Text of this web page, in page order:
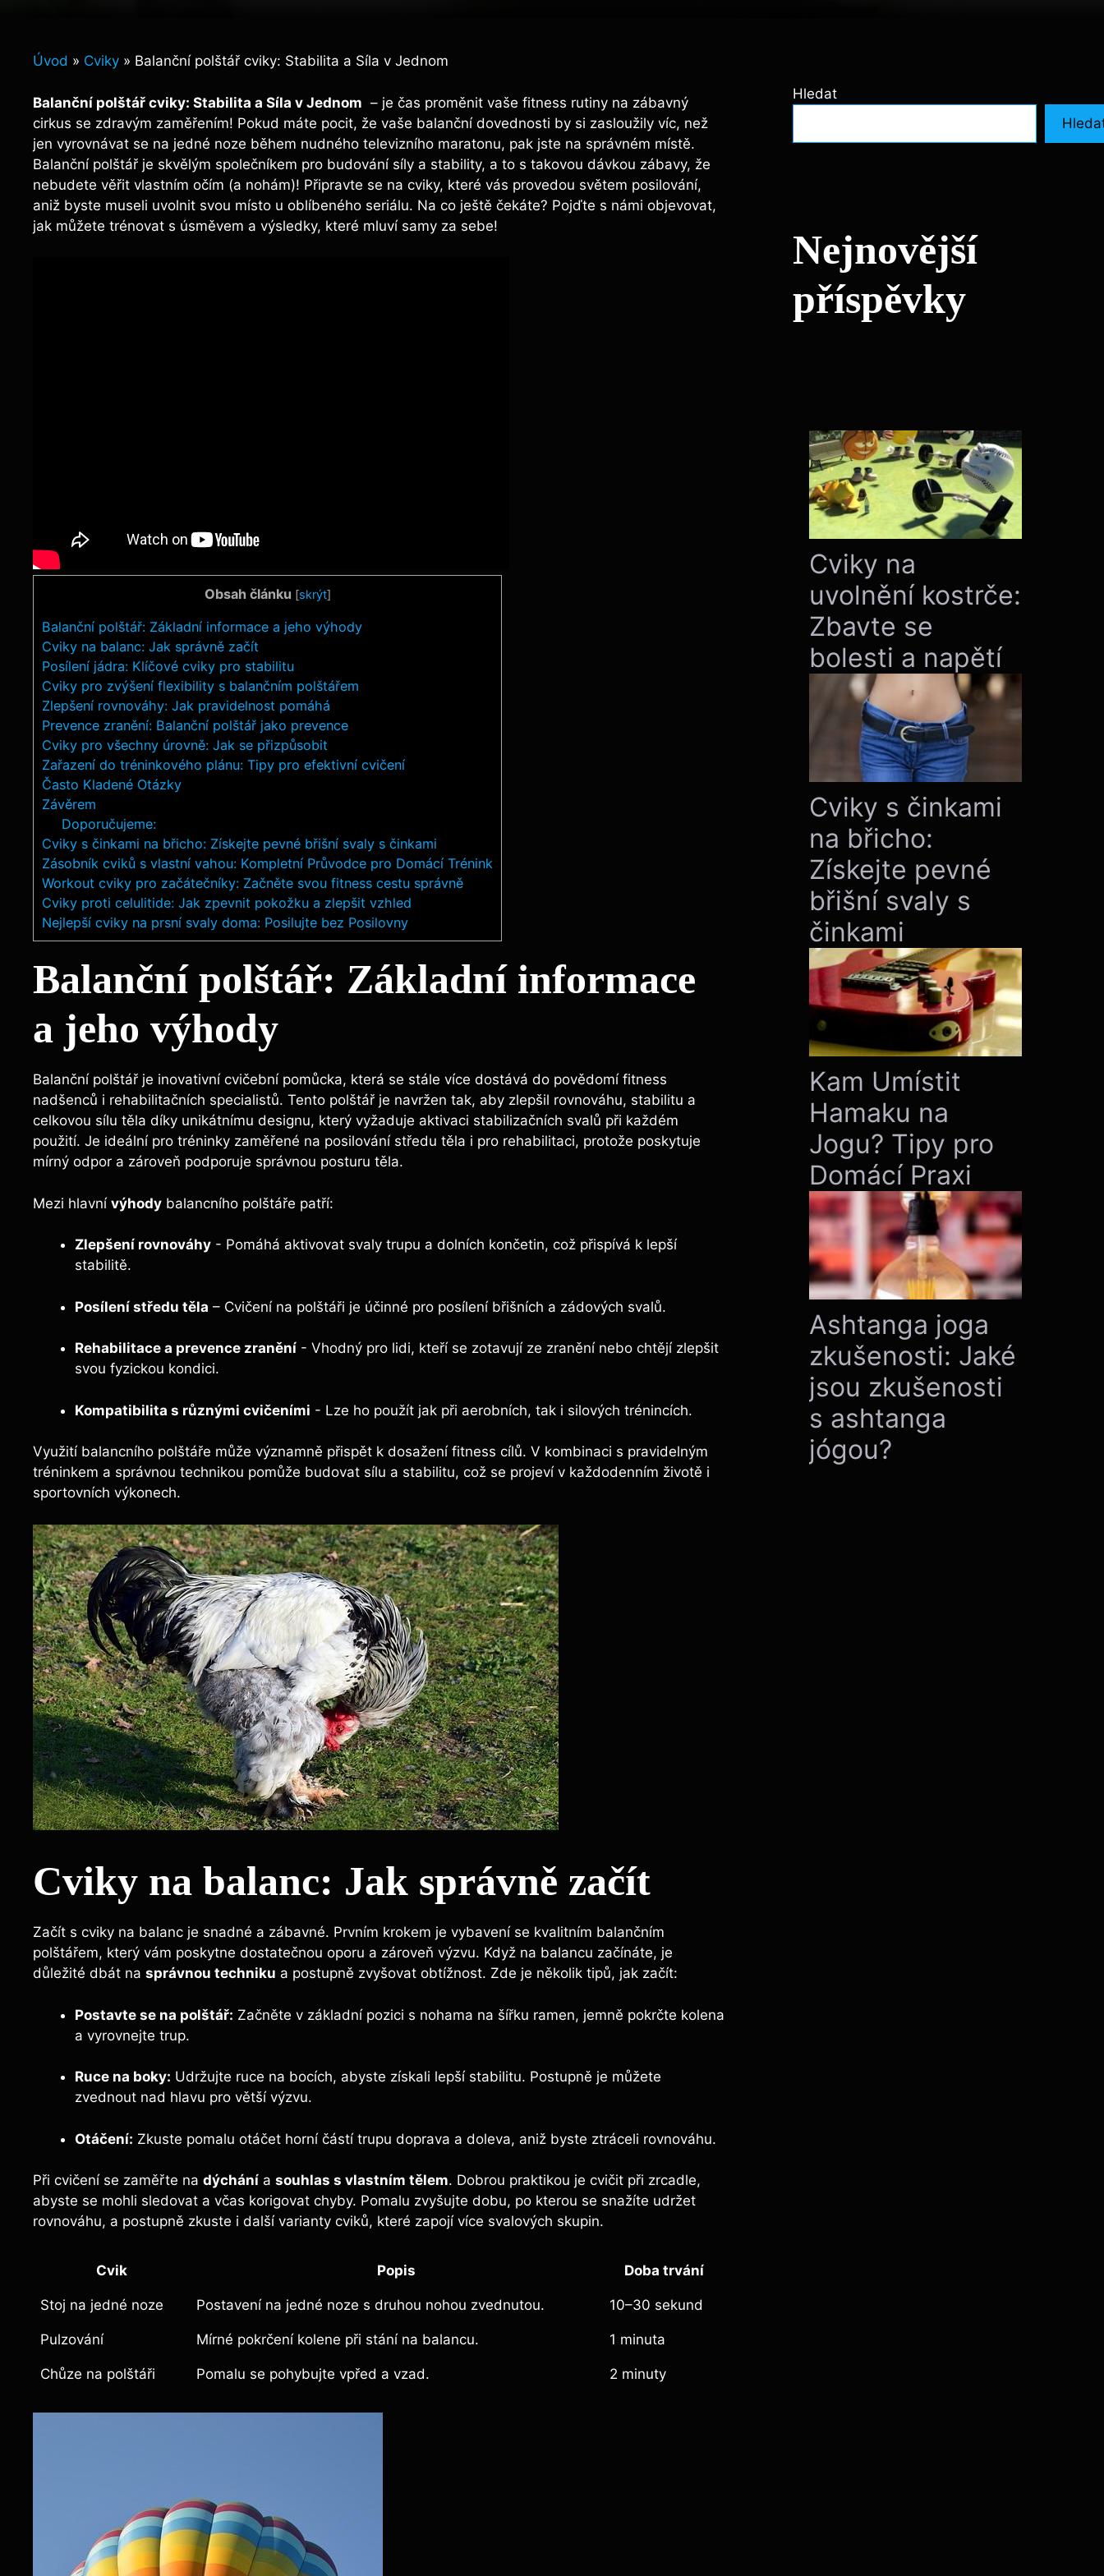
Úvod » Cviky » Balanční polštář cviky: Stabilita a Síla v Jednom
Balanční polštář cviky: Stabilita⁤ a Síla v Jednom ‌ – je čas ⁣proměnit vaše fitness ​rutiny ​na zábavný​
cirkus se zdravým zaměřením! Pokud máte pocit, že vaše balanční dovednosti by si zasloužily ⁤víc, než
jen vyrovnávat se na jedné noze‍ během ‌nudného televizního maratonu,​ pak jste na správném místě.
Balanční polštář je skvělým společníkem pro budování ‍síly a stability, ‍a to s takovou ‍dávkou⁤ zábavy, že
‌nebudete věřit vlastním očím (a nohám)! Připravte se⁣ na⁢ cviky, které ⁢vás provedou světem posilování,⁣
aniž byste museli uvolnit ​svou místo⁤ u oblíbeného ​seriálu.‍ Na co ještě​ čekáte? Pojďte s námi objevovat,
⁢jak můžete trénovat⁤ s úsměvem⁢ a výsledky, které mluví samy za sebe!
Obsah článku [skrýt]
Balanční polštář: Základní informace a jeho výhody
Cviky na balanc:⁣ Jak správně začít
Posílení jádra: Klíčové cviky pro ‌stabilitu
Cviky pro zvýšení​ flexibility s balančním polštářem
Zlepšení rovnováhy: Jak pravidelnost⁢ pomáhá
Prevence zranění: Balanční polštář jako prevence
Cviky⁣ pro všechny úrovně: Jak ⁣se přizpůsobit
Zařazení⁣ do tréninkového ‌plánu: Tipy pro ⁣efektivní cvičení
Často Kladené Otázky
Závěrem
Doporučujeme:
Cviky s činkami na břicho: Získejte pevné břišní svaly s činkami
Zásobník cviků s vlastní vahou: Kompletní Průvodce pro Domácí Trénink
Workout cviky pro začátečníky: Začněte svou fitness cestu správně
Cviky proti celulitide: Jak zpevnit pokožku a zlepšit vzhled
Nejlepší cviky na prsní svaly doma: Posilujte bez Posilovny
Balanční polštář: Základní informace
a jeho výhody
Balanční polštář je ⁣inovativní cvičební pomůcka, která ​se stále⁤ více‍ dostává do povědomí fitness
nadšenců‍ i⁣ rehabilitačních​ specialistů. Tento polštář ‍je‌ navržen tak, aby zlepšil rovnováhu, stabilitu a⁢
celkovou ‌sílu těla díky ⁢unikátnímu​ designu, který ⁤vyžaduje ⁢aktivaci⁣ stabilizačních‌ svalů při každém
použití. Je ideální pro tréninky⁤ zaměřené ‌na posilování ⁣středu těla ⁣i pro rehabilitaci, protože poskytuje
⁤mírný odpor a zároveň podporuje ⁢správnou posturu těla.
Mezi hlavní výhody balancního ⁢polštáře patří:
Zlepšení⁣ rovnováhy -⁣ Pomáhá aktivovat svaly trupu a dolních končetin, což přispívá k lepší
‍stabilitě.
Posílení středu těla – Cvičení na polštáři je účinné pro posílení břišních a zádových svalů.
Rehabilitace a prevence zranění -‍ Vhodný pro lidi, kteří se zotavují ze zranění nebo chtějí zlepšit
svou fyzickou kondici.
Kompatibilita s různými cvičeními ‍- Lze ⁢ho použít jak při⁢ aerobních, tak i⁤ silových trénincích.
Využití ​balancního polštáře může významně‌ přispět ‍k dosažení ‍fitness cílů. ‍V kombinaci s pravidelným
tréninkem a správnou⁢ technikou ​pomůže budovat sílu a‌ stabilitu, ‍což se ‌projeví v každodenním životě i‍
sportovních ⁤výkonech.
Cviky na balanc:⁣ Jak správně začít
Začít s cviky na balanc‌ je ​snadné a zábavné. Prvním krokem ⁤je⁢ vybavení se kvalitním balančním
⁣polštářem, který​ vám poskytne dostatečnou oporu a zároveň​ výzvu. Když na balancu začínáte,⁤ je
důležité‍ dbát ‌na⁤ správnou techniku ‌a postupně⁣ zvyšovat obtížnost. Zde je několik ⁣tipů, jak začít:
Postavte ⁤se na polštář: Začněte v základní pozici s nohama na šířku‌ ramen, jemně pokrčte kolena
a vyrovnejte trup.
Ruce na boky: Udržujte ⁢ruce na bocích, abyste ⁢získali‍ lepší​ stabilitu. Postupně‍ je můžete
zvednout nad hlavu pro ​větší výzvu.
Otáčení: ‌Zkuste pomalu otáčet horní částí trupu doprava a doleva,​ aniž byste ztráceli rovnováhu.
Při cvičení se zaměřte na dýchání a souhlas s‌ vlastním tělem. Dobrou praktikou je cvičit při zrcadle,
abyste se mohli sledovat a včas korigovat chyby. Pomalu zvyšujte dobu, po⁣ kterou ‌se⁤ snažíte udržet
‌rovnováhu, a postupně zkuste i ‌další varianty cviků, které zapojí více svalových‍ skupin.
Cvik Popis Doba trvání
Stoj na jedné⁤ noze Postavení na jedné​ noze s ⁣druhou ⁣nohou zvednutou. 10–30 ‌sekund
Pulzování Mírné pokrčení ⁤kolene ⁤při stání na balancu. 1 minuta
Chůze na​ polštáři Pomalu​ se⁢ pohybujte vpřed a vzad. 2 minuty
Hledat
Nejnovější
příspěvky
Cviky na
uvolnění kostrče:
Zbavte se
bolesti a napětí
Cviky s činkami
na břicho:
Získejte pevné
břišní svaly s
činkami
Kam Umístit
Hamaku na
Jogu? Tipy pro
Domácí Praxi
Ashtanga joga
zkušenosti: Jaké
jsou zkušenosti
s ashtanga
jógou?